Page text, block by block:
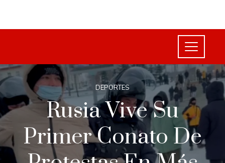
DEPORTES
Rusia Vive Su
Primer Conato De